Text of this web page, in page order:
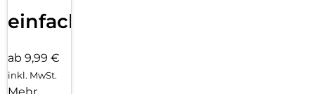
einfach
ab 9,99 €
inkl. MwSt.